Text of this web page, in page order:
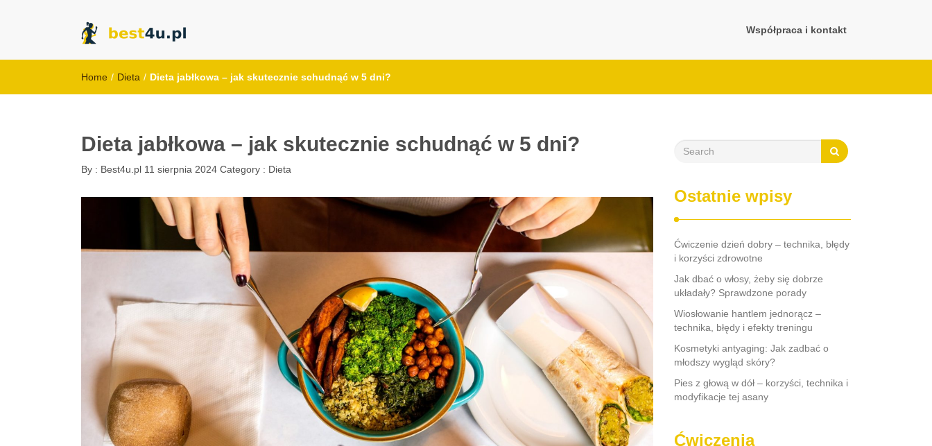
Współpraca i kontakt
Home / Dieta / Dieta jabłkowa – jak skutecznie schudnąć w 5 dni?
Dieta jabłkowa – jak skutecznie schudnąć w 5 dni?
By : Best4u.pl 11 sierpnia 2024 Category : Dieta
Ostatnie wpisy
Ćwiczenie dzień dobry – technika, błędy
i korzyści zdrowotne
Jak dbać o włosy, żeby się dobrze
układały? Sprawdzone porady
Wiosłowanie hantlem jednorącz –
technika, błędy i efekty treningu
Kosmetyki antyaging: Jak zadbać o
młodszy wygląd skóry?
Pies z głową w dół – korzyści, technika i
modyfikacje tej asany
Ćwiczenia